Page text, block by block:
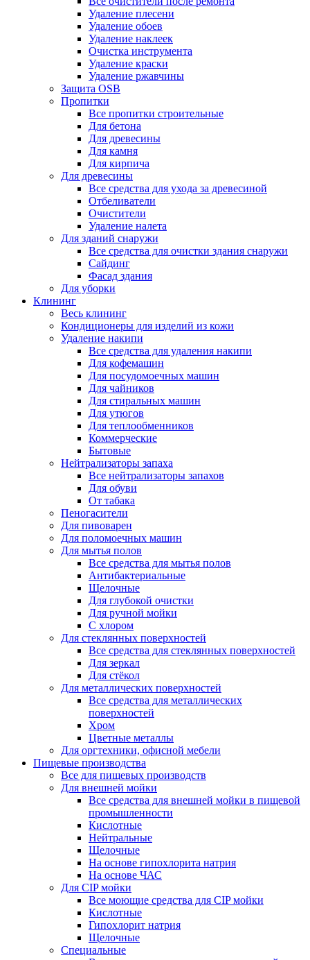
Удаление плесени
Удаление обоев
Удаление наклеек
Очистка инструмента
Удаление краски
Удаление ржавчины
Защита OSB
Пропитки
Все пропитки строительные
Для бетона
Для древесины
Для камня
Для кирпича
Для древесины
Все средства для ухода за древесиной
Отбеливатели
Очистители
Удаление налета
Для зданий снаружи
Все средства для очистки здания снаружи
Сайдинг
Фасад здания
Для уборки
Клининг
Весь клининг
Кондиционеры для изделий из кожи
Удаление накипи
Все средства для удаления накипи
Для кофемашин
Для посудомоечных машин
Для чайников
Для стиральных машин
Для утюгов
Для теплообменников
Коммерческие
Бытовые
Нейтрализаторы запаха
Все нейтрализаторы запахов
Для обуви
От табака
Пеногасители
Для пивоварен
Для поломоечных машин
Для мытья полов
Все средства для мытья полов
Антибактериальные
Щелочные
Для глубокой очистки
Для ручной мойки
С хлором
Для стеклянных поверхностей
Все средства для стеклянных поверхностей
Для зеркал
Для стёкол
Для металлических поверхностей
Все средства для металлических
поверхностей
Хром
Цветные металлы
Для оргтехники, офисной мебели
Пищевые производства
Все для пищевых производств
Для внешней мойки
Все средства для внешней мойки в пищевой
промышленности
Кислотные
Нейтральные
Щелочные
На основе гипохлорита натрия
На основе ЧАС
Для CIP мойки
Все моющие средства для CIP мойки
Кислотные
Гипохлорит натрия
Щелочные
Специальные